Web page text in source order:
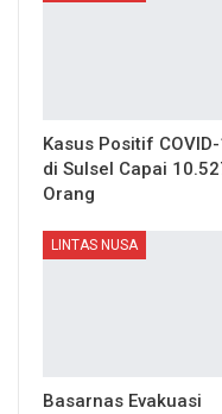
Kasus Positif
di Sulsel Capai
Orang
LINTAS NUSA
Basarnas Evakuasi